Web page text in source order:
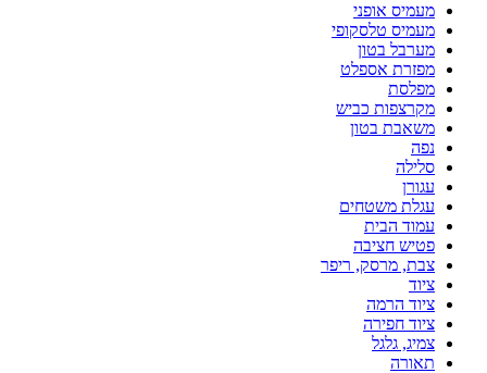
מעמיס אופני
מעמיס טלסקופי
מערבל בטון
מפזרת אספלט
מפלסת
מקרצפות כביש
משאבת בטון
נפה
סלילה
עגורן
עגלת משטחים
עמוד הבית
פטיש חציבה
צבת, מרסק, ריפר
ציוד
ציוד הרמה
ציוד חפירה
צמיג, גלגל
תאורה